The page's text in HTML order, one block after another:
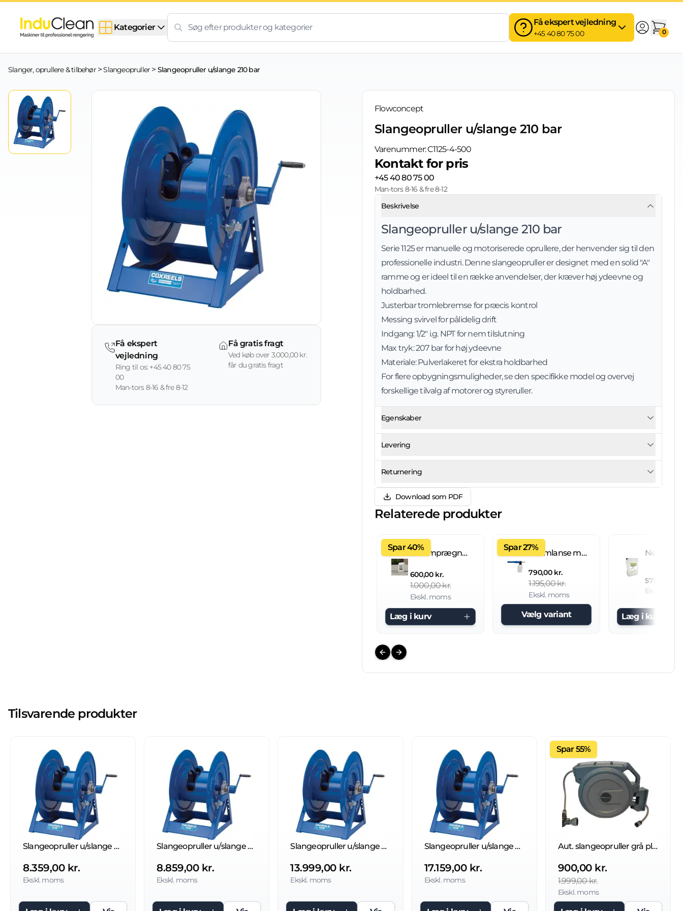
Skip to content
Kategorier
Få ekspert vejledning
+45 40 80 75 00 0
Slanger, oprullere & tilbehør>Slangeopruller > Slangeopruller u/slange 210 bar
Få ekspert
vejledning
Ring til os: +45 40 80 75
00
Man-tors 8-16 & fre 8-12
Få gratis fragt
Ved køb over 3.000,00 kr.
får du gratis fragt
Flowconcept
Slangeopruller u/slange 210 bar
Varenummer:C1125-4-500
Kontakt for pris
+45 40 80 75 00
Man-tors 8-16 & fre 8-12
Beskrivelse
Slangeopruller u/slange 210 bar
Serie 1125 er manuelle og motoriserede oprullere, der henvender sig til den
professionelle industri. Denne slangeopruller er designet med en solid "A"
ramme og er ideel til en række anvendelser, der kræver høj ydeevne og
holdbarhed.
Justerbar tromlebremse for præcis kontrol
Messing svirvel for pålidelig drift
Indgang: 1/2" i.g. NPT for nem tilslutning
Max tryk: 207 bar for høj ydeevne
Materiale: Pulverlakeret for ekstra holdbarhed
For flere opbygningsmuligheder, se den specifikke model og overvej
forskellige tilvalg af motorer og styreruller.
Egenskaber
Levering
Returnering
Download som PDF
Relaterede produkter
Spar 40%
Fliseimprægnering IC 20 L brugsklar
600,00 kr.
1.000,00 kr.
Ekskl. moms
Læg i kurv
Spar 27%
Skumlanse med 2 L beholder
790,00 kr.
1.195,00 kr.
Ekskl. moms
Vælg variant
575,00 kr.
Ekskl.
Læg i kurv
Previous slide
Next slide
Tilsvarende produkter
Slangeopruller u/slange 210 bar
8.359,00 kr.
Ekskl. moms
Slangeopruller u/slange 210 bar
8.859,00 kr.
Ekskl. moms
Slangeopruller u/slange 210 bar
13.999,00 kr.
Ekskl. moms
Slangeopruller u/slange 210 bar
17.159,00 kr.
Ekskl. moms
Spar 55%
Aut. slangeopruller grå plast, 8 bar
900,00 kr.
1.999,00 kr.
Ekskl. moms